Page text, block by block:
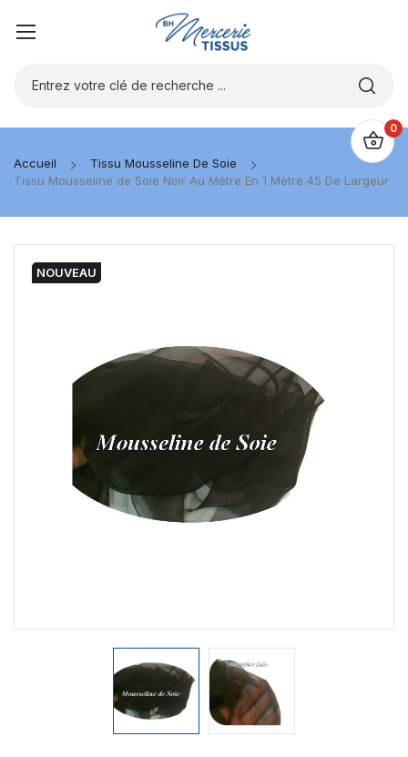
0
Accueil
Tissu Mousseline De Soie
Tissu Mousseline de Soie Noir Au Mètre En 1 Mètre 45 De Largeur
NOUVEAU